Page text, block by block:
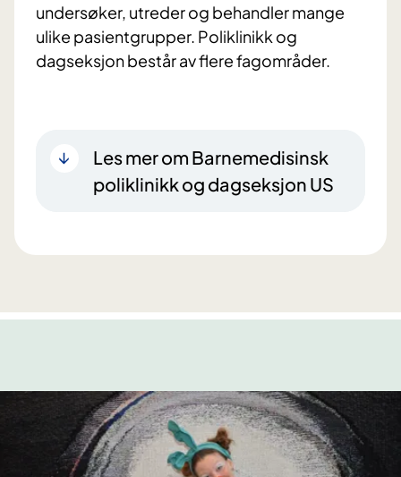
undersøker, utreder og behandler mange
ulike pasientgrupper. Poliklinikk og
dagseksjon består av flere fagområder.
Les mer om Barnemedisinsk
poliklinikk og dagseksjon US